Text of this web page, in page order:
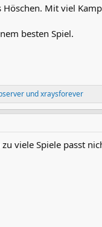
Höschen. Mit viel
besten Spiel.
undxraysforever
viele Spiele passt